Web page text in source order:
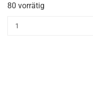
80 vorrätig